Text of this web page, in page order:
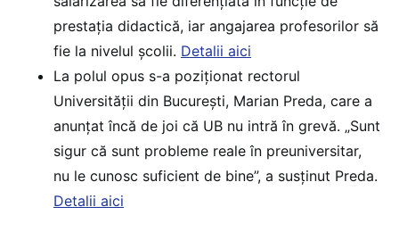
prestația didactică, iar angajarea profesorilor să
fie la nivelul școlii. Detalii aici
La polul opus s-a poziționat rectorul
Universității din București, Marian Preda, care a
anunțat încă de joi că UB nu intră în grevă. „Sunt
sigur că sunt probleme reale în preuniversitar,
nu le cunosc suficient de bine”, a susținut Preda.
Detalii aici